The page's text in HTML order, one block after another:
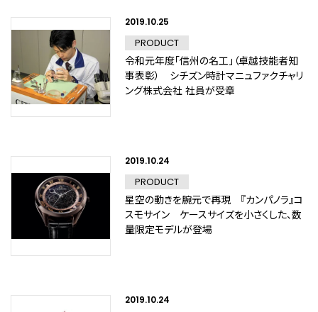
2019.10.25
PRODUCT
令和元年度「信州の名工」（卓越技能者知
事表彰） シチズン時計マニュファクチャリ
ング株式会社 社員が受章
2019.10.24
PRODUCT
星空の動きを腕元で再現 『カンパノラ』コ
スモサイン ケースサイズを小さくした、数
量限定モデルが登場
2019.10.24